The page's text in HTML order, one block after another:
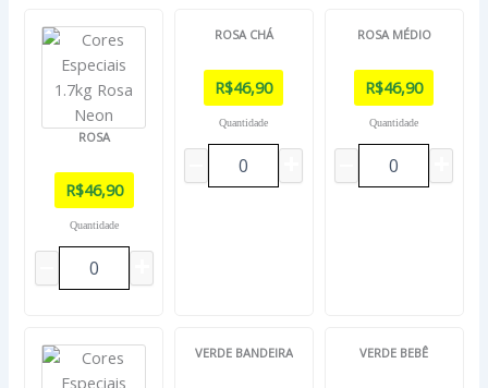
ROSA
R$46,90
Quantidade
ROSA CHÁ
R$46,90
Quantidade
ROSA MÉDIO
R$46,90
Quantidade
VERDE BANDEIRA VERDE BEBÊ